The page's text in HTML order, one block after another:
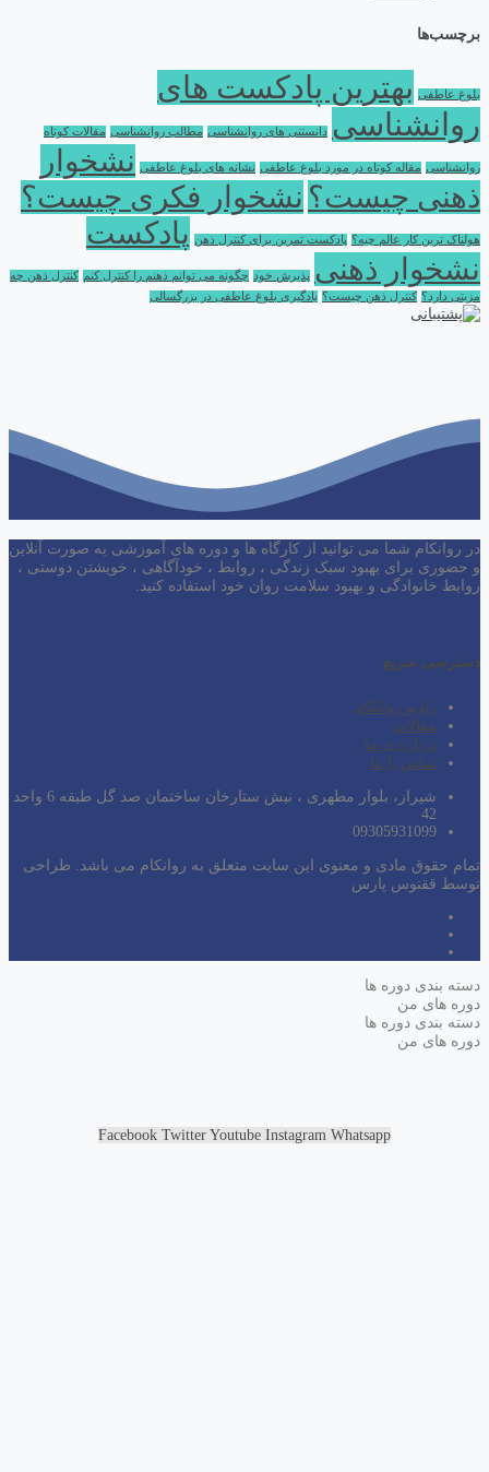
برچسب‌ها
بلوغ عاطفی
بهترین پادکست های
روانشناسی
دانستنی های روانشناسی مطالب روانشناسی مقالات کوتاه
روانشناسی مقاله کوتاه در مورد بلوغ عاطفی نشانه های بلوغ عاطفی
نشخوار
ذهنی چیست؟ نشخوار فکری چیست؟
هولناک ترین کار عالم چیه؟ پادکست تمرین برای کنترل ذهن
پادکست
نشخوار ذهنی
پذیرش خود چگونه می توانم ذهنم را کنترل کنم کنترل ذهن چه
مزیتی دارد؟ کنترل ذهن چیست؟ یادگیری بلوغ عاطفی در بزرگسالی
در روانکام شما می توانید از کارگاه ها و دوره های آموزشی به صورت آنلاین
و حضوری برای بهبود سبک زندگی ، روابط ، خودآگاهی ، خویشتن دوستی ،
روابط خانوادگی و بهبود سلامت روان خود استفاده کنید.
دسترسی سریع
رادیو روانکام
مقالات
درباره ی ما
تماس با ما
شیراز، بلوار مطهری ، نبش ستارخان ساختمان صد گل طبقه 6 واحد
42
09305931099
تمام حقوق مادی و معنوی این سایت متعلق به روانکام می باشد. طراحی
توسط ققنوس پارس
دسته بندی دوره ها
دوره های من
دسته بندی دوره ها
دوره های من
Facebook Twitter Youtube Instagram Whatsapp